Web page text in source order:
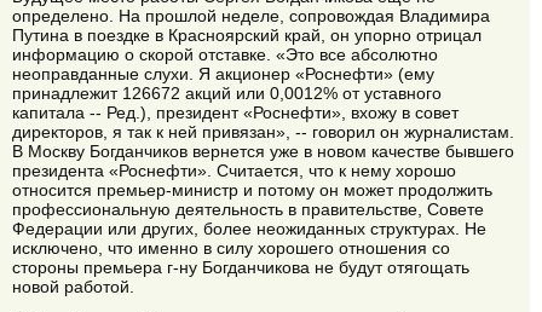
определено. На прошлой неделе, сопровождая Владимира
Путина в поездке в Красноярский край, он упорно отрицал
информацию о скорой отставке. «Это все абсолютно
неоправданные слухи. Я акционер «Роснефти» (ему
принадлежит 126672 акций или 0,0012% от уставного
капитала -- Ред.), президент «Роснефти», вхожу в совет
директоров, я так к ней привязан», -- говорил он журналистам.
В Москву Богданчиков вернется уже в новом качестве бывшего
президента «Роснефти». Считается, что к нему хорошо
относится премьер-министр и потому он может продолжить
профессиональную деятельность в правительстве, Совете
Федерации или других, более неожиданных структурах. Не
исключено, что именно в силу хорошего отношения со
стороны премьера г-ну Богданчикова не будут отягощать
новой работой.